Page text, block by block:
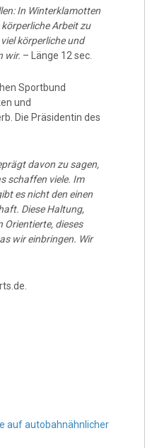
In Winterklamotten
Arbeit zu
körperliche und
wir. – Länge 12 sec.
Sportbund
und
Die Präsidentin des
davon zu sagen,
schaffen viele. Im
es nicht den einen
Diese Haltung,
Orientierte, dieses
wir einbringen. Wir
auf autobahnähnlicher